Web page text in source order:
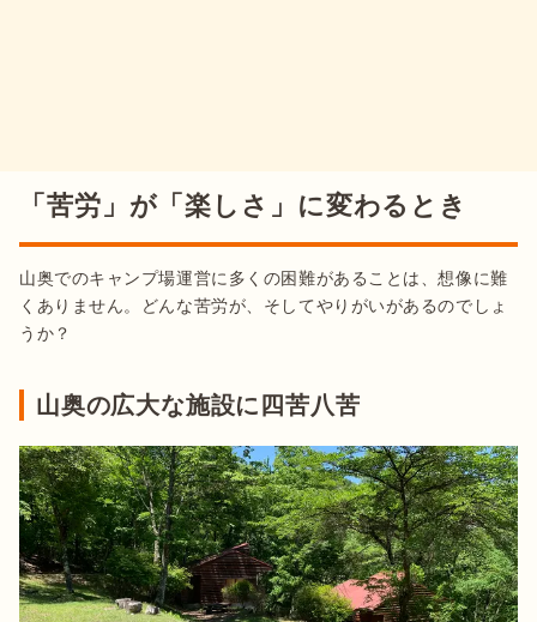
「苦労」が「楽しさ」に変わるとき
山奥でのキャンプ場運営に多くの困難があることは、想像に難
くありません。どんな苦労が、そしてやりがいがあるのでしょ
うか？
山奥の広大な施設に四苦八苦